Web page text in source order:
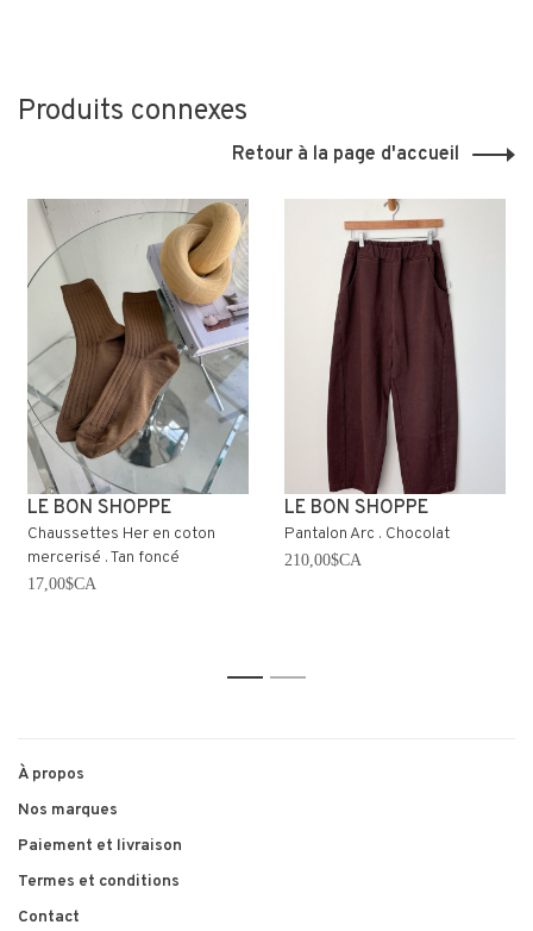
Produits connexes
Retour à la page d'accueil
LE BON SHOPPE
Chaussettes Her en coton
mercerisé . Tan foncé
17,00$CA
LE BON SHOPPE
Pantalon Arc . Chocolat
210,00$CA
1 2
À propos
Nos marques
Paiement et livraison
Termes et conditions
Contact